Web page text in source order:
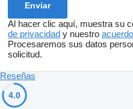
Al hacer clic aquí, muestra su
de privacidad y nuestro
Procesaremos sus datos
solicitud.
Reseñas
4.0